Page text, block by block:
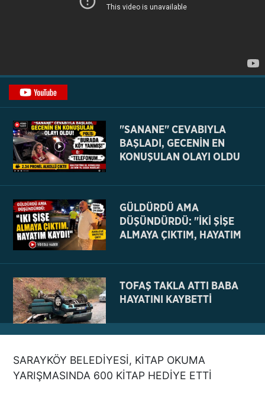
"SANANE" CEVABIYLA
BAŞLADI, GECENİN EN
KONUŞULAN OLAYI OLDU
GÜLDÜRDÜ AMA
DÜŞÜNDÜRDÜ: "İKİ ŞİŞE
ALMAYA ÇIKTIM, HAYATIM
TOFAŞ TAKLA ATTI BABA
HAYATINI KAYBETTİ
NE BÖYLE BİR VAHŞİ NE DE
VAHŞET GÖRÜLDÜ
SARAYKÖY BELEDİYESİ, KİTAP OKUMA
YARIŞMASINDA 600 KİTAP HEDİYE ETTİ